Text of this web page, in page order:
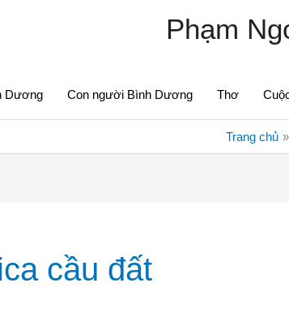
Phạm
Dương Con người Bình Dương Thơ
Trang chủ
cầu đất